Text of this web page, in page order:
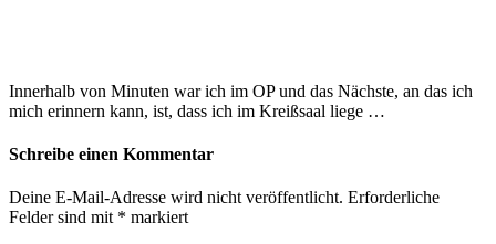
Innerhalb von Minuten war ich im OP und das Nächste, an das ich
mich erinnern kann, ist, dass ich im Kreißsaal liege …
Schreibe einen Kommentar
Deine E-Mail-Adresse wird nicht veröffentlicht. Erforderliche
Felder sind mit * markiert